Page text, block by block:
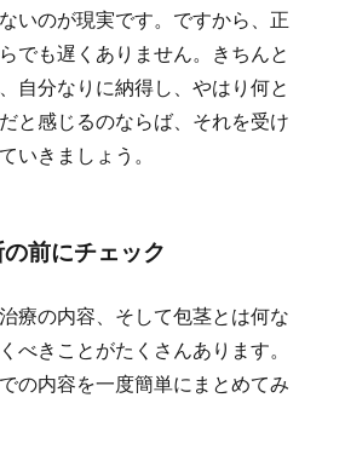
いのが現実です。ですから、正
でも遅くありません。 きちんと
自分なりに納得し、やはり何と
と感じるのならば、それを受け
いきましょう。
前にチェック
療の内容、そして包茎とは何な
べきことがたくさんあります。
の内容を一度簡単にまとめてみ